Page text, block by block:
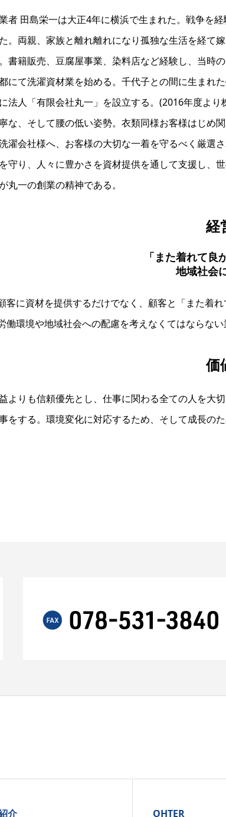
者 田島栄一は大正4年に横浜で生まれた。戦争を
。両親、家族と離れ離れになり孤独な生活を経て
書籍販売、豆腐屋事業、染料店など経験し、当時
にて洗濯資材業を始める。千代子との間に生まれ
法人「有限会社丸一」を設立する。(2016年度よ
な、そして腰の低い姿勢。衣類同様お客様はじめ
濯会社様へ、お客様の大切な一着を守るべく厳選
守り、人々に豊かさを資材提供を通して支援し、
丸一の創業の精神である。
経
「また着れて良
地域社会
客に資材を提供するだけでなく、顧客と「また着
働環境や地域社会への配慮を考えなくてはならな
価
よりも信頼優先とし、仕事に関わる全ての人を大
をする。環境変化に対応するため、そして成長の
介 OHTER